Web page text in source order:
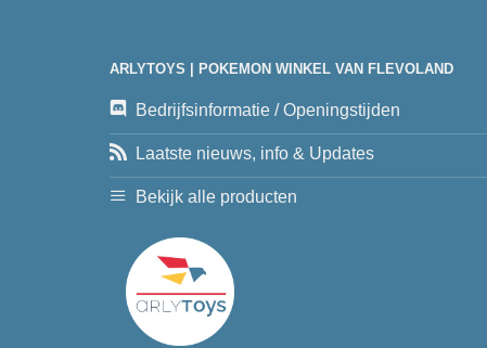
ARLYTOYS | POKEMON WINKEL VAN FLEVOLAND
Bedrijfsinformatie / Openingstijden
Laatste nieuws, info & Updates
Bekijk alle producten